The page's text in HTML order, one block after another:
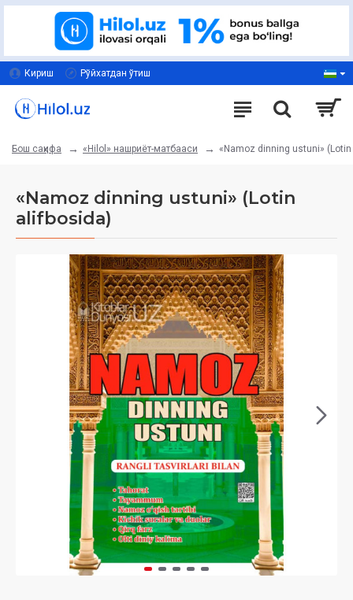
Кириш Рўйхатдан ўтиш
Бош саҳифа «Hilol» нашриёт-матбааси «Namoz dinning ustuni»
«Namoz dinning ustuni» (Lotin
alifbosida)